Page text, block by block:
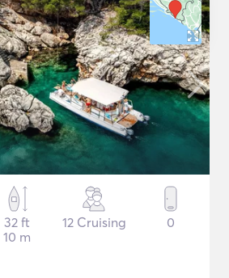
32 ft
10 m
12 Cruising 0